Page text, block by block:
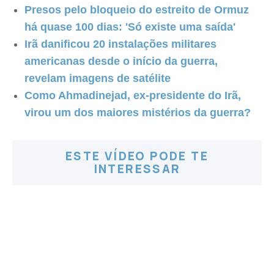
Presos pelo bloqueio do estreito de Ormuz
há quase 100 dias: 'Só existe uma saída'
Irã danificou 20 instalações militares
americanas desde o início da guerra,
revelam imagens de satélite
Como Ahmadinejad, ex-presidente do Irã,
virou um dos maiores mistérios da guerra?
ESTE VÍDEO PODE TE
INTERESSAR